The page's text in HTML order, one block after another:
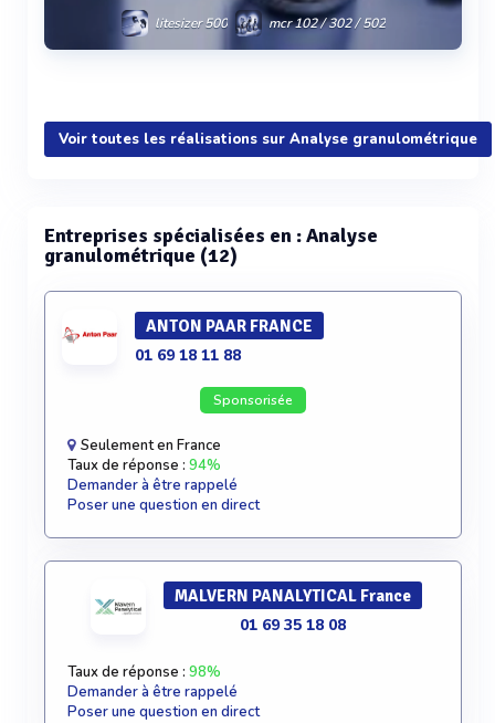
litesizer 500 mcr 102 / 302 / 502
Voir plus
Voir toutes les réalisations sur Analyse granulométrique
Entreprises spécialisées en : Analyse
granulométrique (12)
ANTON PAAR FRANCE
01 69 18 11 88
Sponsorisée
Seulement en France
Taux de réponse : 94%
Demander à être rappelé
Poser une question en direct
MALVERN PANALYTICAL France
01 69 35 18 08
Taux de réponse : 98%
Demander à être rappelé
Poser une question en direct